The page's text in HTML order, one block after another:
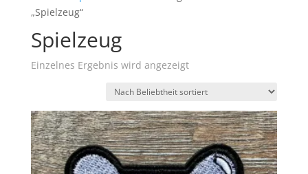
„Spielzeug“
Spielzeug
Einzelnes Ergebnis wird angezeigt